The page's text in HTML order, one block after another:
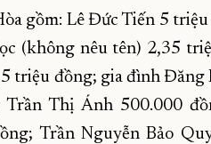
gồm: Lê Đức Tiến 5
(không nêu tên) 2,35
triệu đồng; gia đình Đăng
Thị Ánh 500.000
Trần Nguyễn Bảo